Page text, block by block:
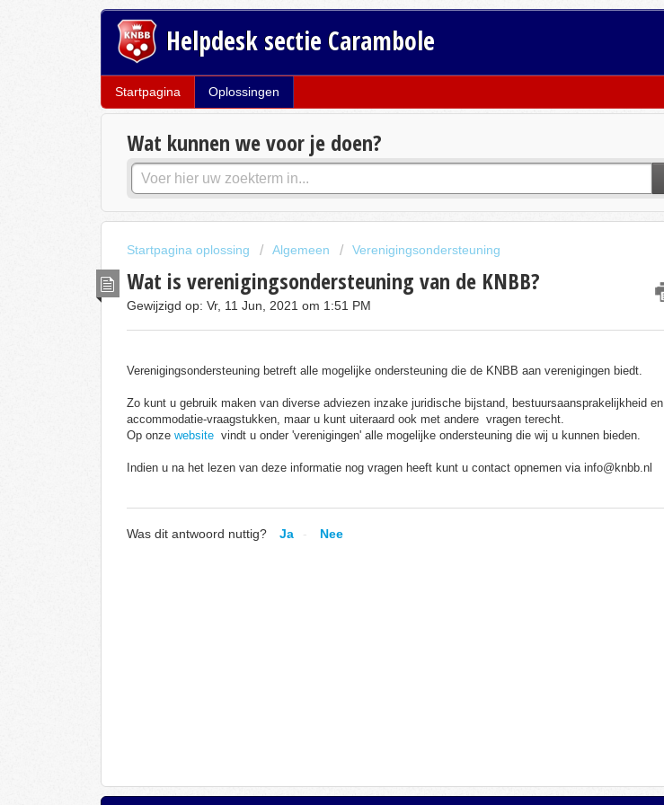
Helpdesk sectie Carambole
Startpagina Oplossingen
Wat kunnen we voor je doen?
Startpagina oplossing Algemeen Verenigingsondersteuning
Wat is verenigingsondersteuning van de KNBB?
Gewijzigd op: Vr, 11 Jun, 2021 om 1:51 PM
Verenigingsondersteuning betreft alle mogelijke ondersteuning die de KNBB aan verenigingen biedt.
Zo kunt u gebruik maken van diverse adviezen inzake juridische bijstand, bestuursaansprakelijkheid en
accommodatie-vraagstukken, maar u kunt uiteraard ook met andere vragen terecht.
Op onze website vindt u onder 'verenigingen' alle mogelijke ondersteuning die wij u kunnen bieden.
Indien u na het lezen van deze informatie nog vragen heeft kunt u contact opnemen via info@knbb.nl
Was dit antwoord nuttig? Ja Nee